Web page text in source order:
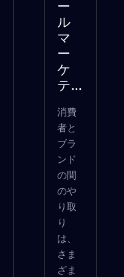
ー
ル
マ
ー
ケ
テ...
消費
者と
ブラ
ンド
の間
のや
り取
り
は、
さま
ざま